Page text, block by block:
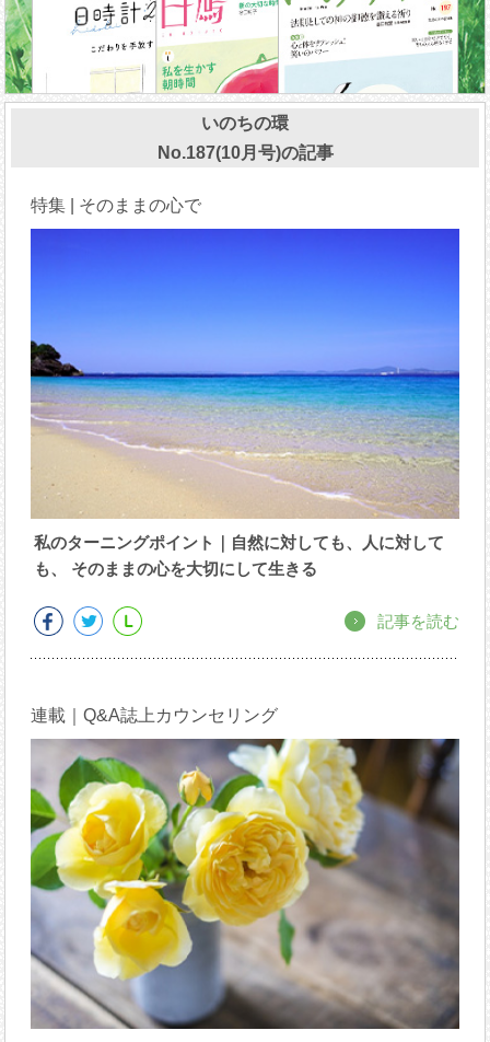
いのちの環
No.187(10月号)の記事
特集 | そのままの心で
私のターニングポイント｜自然に対しても、人に対して
も、 そのままの心を大切にして生きる
記事を読む
連載｜Q&A誌上カウンセリング